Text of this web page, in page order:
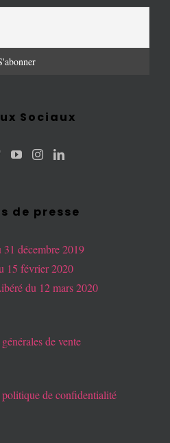
Sociaux
de presse
décembre 2019
15 février 2020
du 12 mars 2020
de vente
de confidentialité